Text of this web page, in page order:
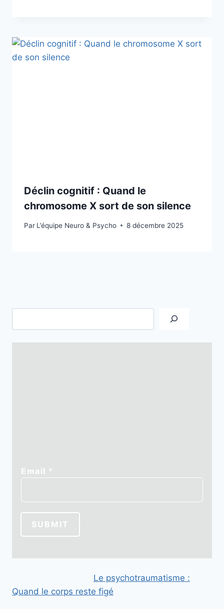
Déclin cognitif : Quand le
chromosome X sort de son silence
Par L’équipe Neuro & Psycho 8 décembre 2025
E
m
i
l
Email *
SUBMIT
Le psychotraumatisme :
Quand le corps reste figé